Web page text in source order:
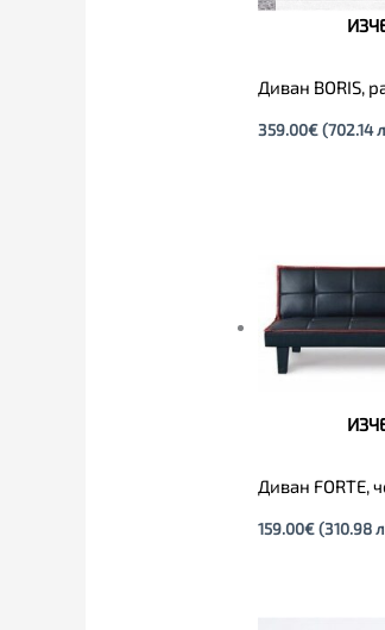
Диван BORIS,
359.00€(702.14
Диван FORTE,
159.00€(310.98